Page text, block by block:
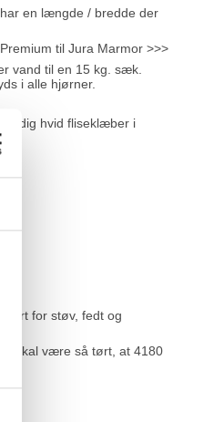
en længde / bredde der
til Jura Marmor >>>
vand til en 15 kg. sæk.
i alle hjørner.
hvid fliseklæber i
for støv, fedt og
skal være så tørt, at 4180